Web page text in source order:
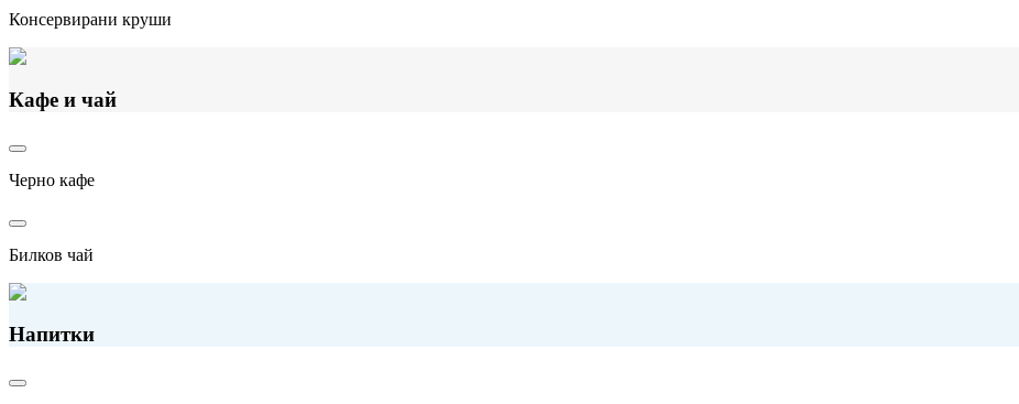
Консервирани круши
Кафе и чай
Черно кафе
Билков чай
Напитки